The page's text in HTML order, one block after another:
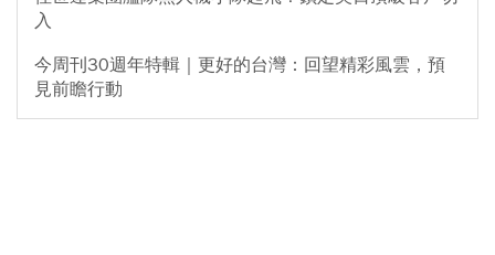
入
今周刊30週年特輯｜更好的台灣：回望精彩風雲，預
見前瞻行動